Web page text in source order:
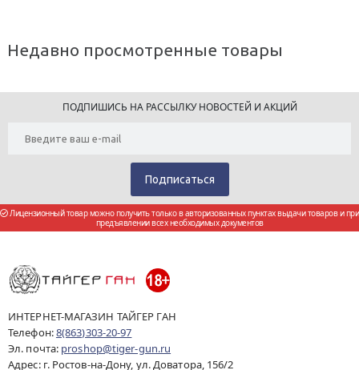
Недавно просмотренные товары
ПОДПИШИСЬ НА РАССЫЛКУ НОВОСТЕЙ И АКЦИЙ
Лицензионный товар можно получить только в авторизованных пунктах выдачи товаров и при
предъявлении всех необходимых документов
ИНТЕРНЕТ-МАГАЗИН ТАЙГЕР ГАН
Телефон:8(863)303-20-97
Эл. почта: proshop@tiger-gun.ru
Адрес: г. Ростов-на-Дону, ул. Доватора, 156/2